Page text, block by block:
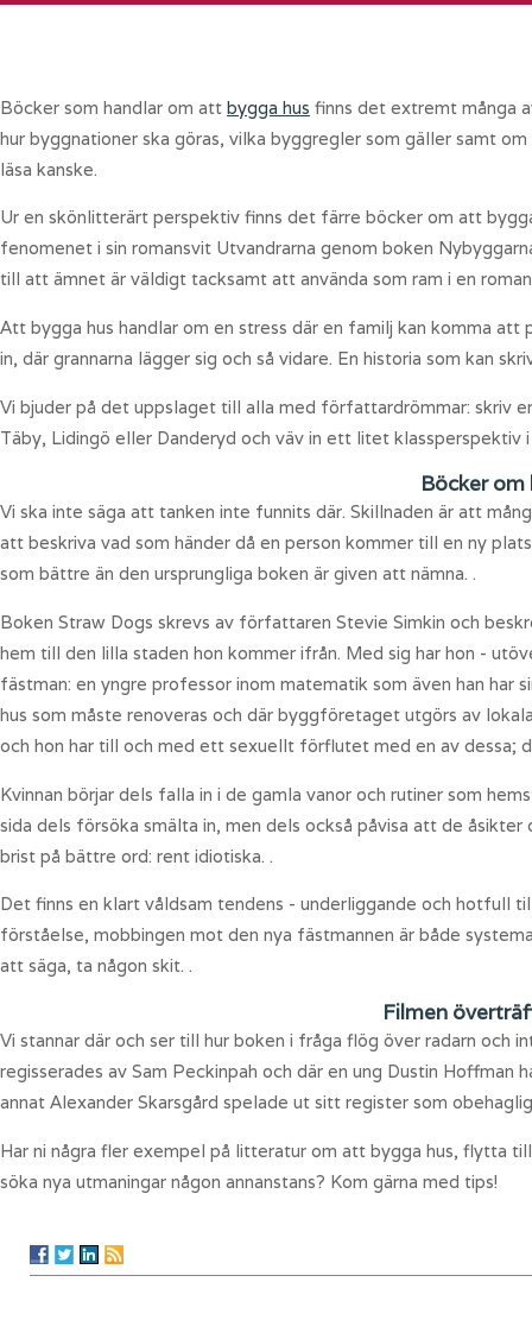
Böcker som handlar om att bygga hus finns det extremt många
hur byggnationer ska göras, vilka byggregler som gäller samt
läsa kanske.
Ur en skönlitterärt perspektiv finns det färre böcker om att
fenomenet i sin romansvit Utvandrarna genom boken
till att ämnet är väldigt tacksamt att använda som ram i en
Att bygga hus handlar om en stress där en familj kan komma
in, där grannarna lägger sig och så vidare. En historia som kan
Vi bjuder på det uppslaget till alla med författardrömmar: skriv
Täby, Lidingö eller Danderyd och väv in ett litet klassperspektiv
Böcker om
Vi ska inte säga att tanken inte funnits där. Skillnaden är att
att beskriva vad som händer då en person kommer till en ny
som bättre än den ursprungliga boken är given att nämna. .
Boken Straw Dogs skrevs av författaren Stevie Simkin och
hem till den lilla staden hon kommer ifrån. Med sig har hon -
fästman: en yngre professor inom matematik som även han
hus som måste renoveras och där byggföretaget utgörs av
och hon har till och med ett sexuellt förflutet med en av dessa;
Kvinnan börjar dels falla in i de gamla vanor och rutiner som
sida dels försöka smälta in, men dels också påvisa att de
brist på bättre ord: rent idiotiska. .
Det finns en klart våldsam tendens - underliggande och hotfull
förståelse, mobbingen mot den nya fästmannen är både
att säga, ta någon skit. .
Filmen
Vi stannar där och ser till hur boken i fråga flög över radarn
regisserades av Sam Peckinpah och där en ung Dustin Hoffman
annat Alexander Skarsgård spelade ut sitt register som
Har ni några fler exempel på litteratur om att bygga hus, flytta
söka nya utmaningar någon annanstans? Kom gärna med tips!